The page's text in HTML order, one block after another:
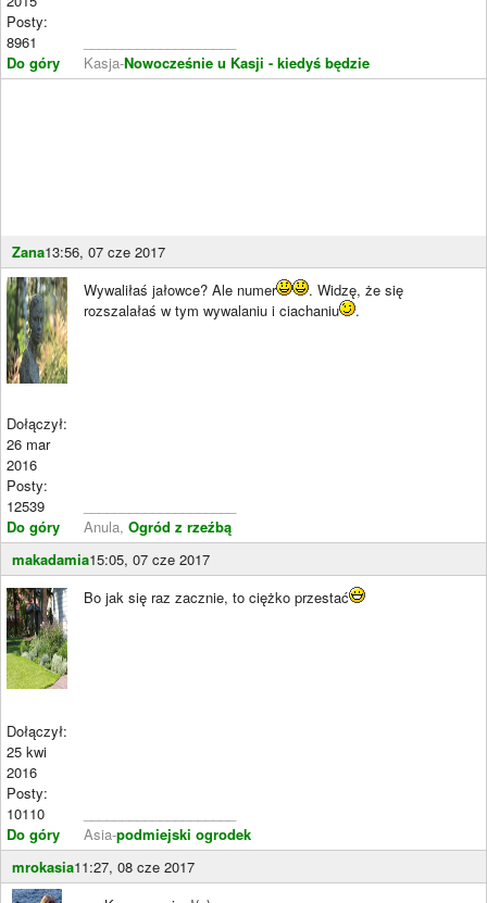
Posty:
8961
Do góry
Kasja-Nowocześnie u Kasji - kiedyś będzie
Zana13:56, 07 cze 2017
Dołączył:
26 mar
2016
Posty:
12539
Do góry
Wywaliłaś jałowce? Ale numer
. Widzę, że się
rozszalałaś w tym wywalaniu i ciachaniu
.
Anula, Ogród z rzeźbą
makadamia15:05, 07 cze 2017
Dołączył:
25 kwi
2016
Posty:
10110
Do góry
Bo jak się raz zacznie, to ciężko przestać
Asia-podmiejski ogrodek
mrokasia11:27, 08 cze 2017